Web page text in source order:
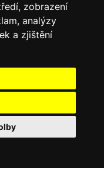
zobrazení
analýzy
a zjištění